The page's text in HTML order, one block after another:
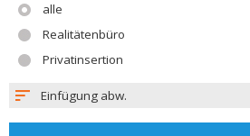
alle
Realitätenbüro
Privatinsertion
Einfügung abw.